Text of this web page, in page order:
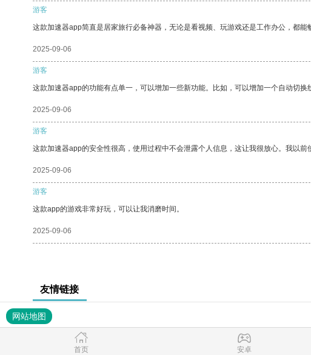
游客
这款加速器app简直是居家旅行必备神器，无论是看视频、玩游戏还是工作办公，都能
2025-09-06
游客
这款加速器app的功能有点单一，可以增加一些新功能。比如，可以增加一个自动切
2025-09-06
游客
这款加速器app的安全性很高，使用过程中不会泄露个人信息，这让我很放心。我以
2025-09-06
游客
这款app的游戏非常好玩，可以让我消磨时间。
2025-09-06
友情链接
网站地图
首页 安卓